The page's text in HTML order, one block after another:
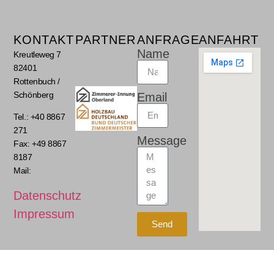
KONTAKT
Kreutleweg 7
82401
Rottenbuch /
Schönberg
Tel.: +40 8867
271
Fax: +49 8867
8187
Mail:
Datenschutz
Impressum
PARTNERANFRAGE
Name
Email
Message
Send
ANFAHRT